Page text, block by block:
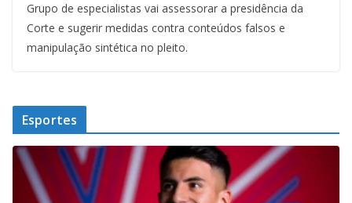
Grupo de especialistas vai assessorar a presidência da
Corte e sugerir medidas contra conteúdos falsos e
manipulação sintética no pleito.
Esportes